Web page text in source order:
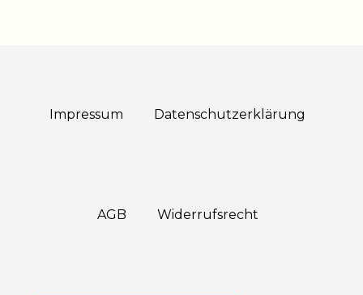
Impressum Daten­schutz­erklärung
AGB Widerrufs­recht